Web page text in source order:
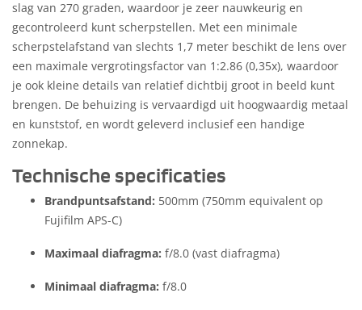
slag van 270 graden, waardoor je zeer nauwkeurig en
gecontroleerd kunt scherpstellen. Met een minimale
scherpstelafstand van slechts 1,7 meter beschikt de lens over
een maximale vergrotingsfactor van 1:2.86 (0,35x), waardoor
je ook kleine details van relatief dichtbij groot in beeld kunt
brengen. De behuizing is vervaardigd uit hoogwaardig metaal
en kunststof, en wordt geleverd inclusief een handige
zonnekap.
Technische specificaties
Brandpuntsafstand: 500mm (750mm equivalent op
Fujifilm APS-C)
Maximaal diafragma: f/8.0 (vast diafragma)
Minimaal diafragma: f/8.0